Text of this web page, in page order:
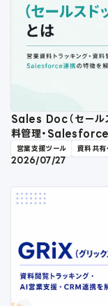
Sales Doc（セール
料管理・Salesforce
営業支援ツール 資料共有
2026/07/27